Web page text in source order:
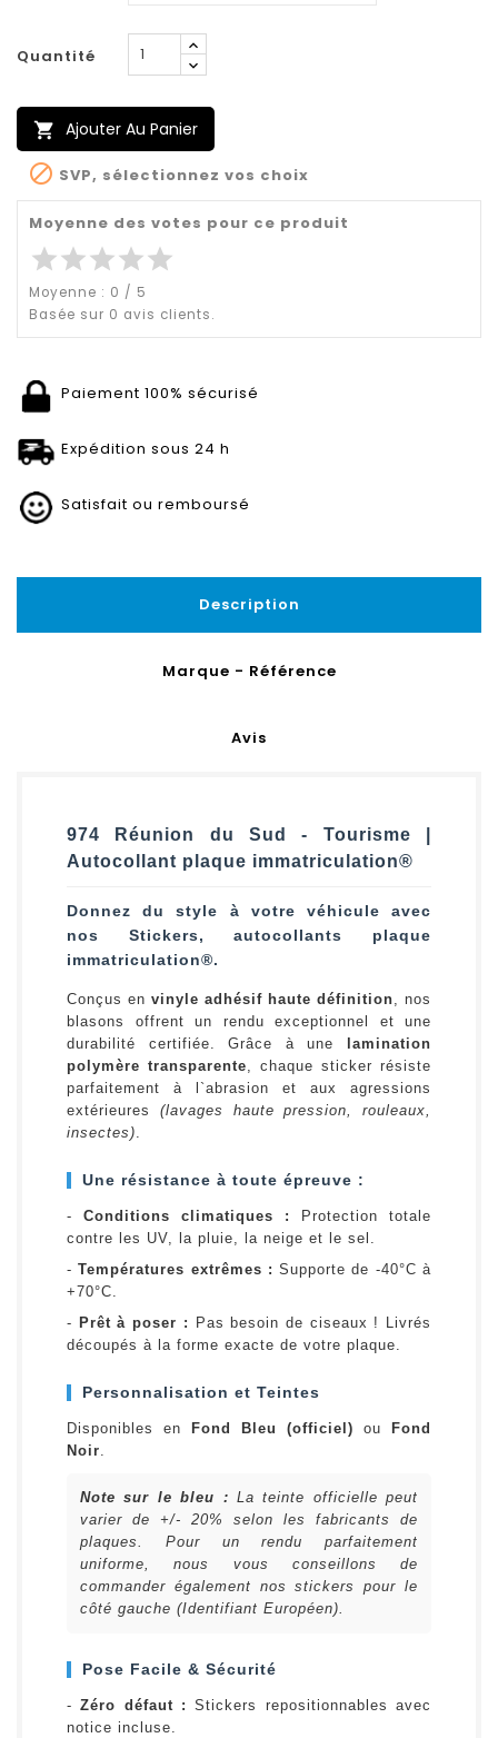
Quantité
 Ajouter Au Panier
 SVP, sélectionnez vos choix
Moyenne des votes pour ce produit
starstarstarstarstar
Moyenne : 0 / 5
Basée sur 0 avis clients.
Paiement 100% sécurisé
Expédition sous 24 h
Satisfait ou remboursé
Description
Marque - Référence
Avis
974 Réunion du Sud - Tourisme |
Autocollant plaque immatriculation®
Donnez du style à votre véhicule avec
nos Stickers, autocollants plaque
immatriculation®.
Conçus en vinyle adhésif haute définition, nos
blasons offrent un rendu exceptionnel et une
durabilité certifiée. Grâce à une
lamination
polymère transparente, chaque sticker résiste
parfaitement à l`abrasion et aux agressions
extérieures (lavages haute pression, rouleaux,
insectes).
Une résistance à toute épreuve :
- Conditions climatiques :
Protection totale
contre les UV, la pluie, la neige et le sel.
-Températures extrêmes : Supporte de -40°C à
+70°C.
- Prêt à poser :
Pas besoin de ciseaux ! Livrés
découpés à la forme exacte de votre plaque.
Personnalisation et Teintes
Disponibles en Fond Bleu (officiel) ou
Fond
Noir.
Note sur le bleu : La teinte officielle peut
varier de +/- 20% selon les fabricants de
plaques. Pour un rendu parfaitement
uniforme, nous vous conseillons de
commander également nos stickers pour le
côté gauche (Identifiant Européen).
Pose Facile & Sécurité
-Zéro défaut : Stickers repositionnables avec
notice incluse.